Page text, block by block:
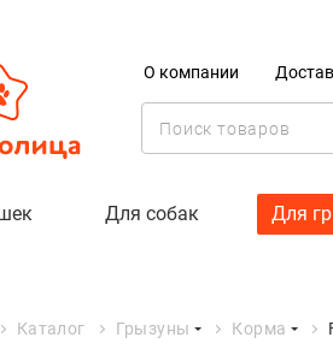
О компании
Для собак Для
Каталог Грызуны Корма